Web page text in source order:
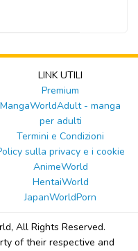
LINK UTILI
Premium
MangaWorldAdult - manga
per adulti
Termini e Condizioni
sulla privacy e i cookie
AnimeWorld
HentaiWorld
JapanWorldPorn
, All Rights Reserved.
of their respective and